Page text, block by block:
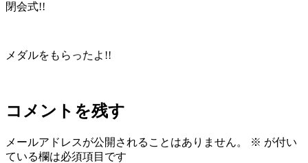
閉会式!!
メダルをもらったよ!!
コメントを残す
メールアドレスが公開されることはありません。 ※ が付い
ている欄は必須項目です